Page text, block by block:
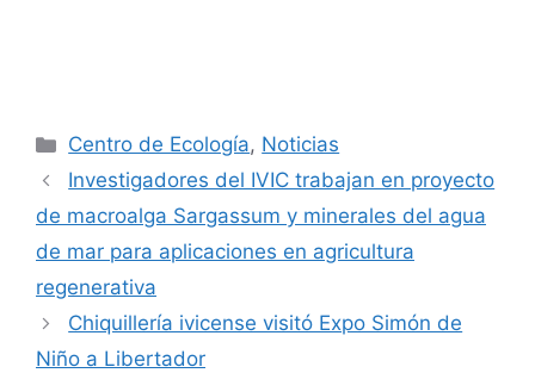
Centro de Ecología, Noticias
Investigadores del IVIC trabajan en proyecto
de macroalga Sargassum y minerales del agua
de mar para aplicaciones en agricultura
regenerativa
Chiquillería ivicense visitó Expo Simón de
Niño a Libertador